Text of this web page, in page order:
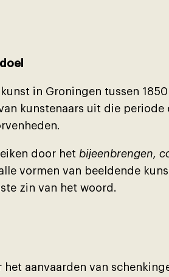
in Groningen tussen
kunstenaars uit die
door het bĳeenbrengen,
vormen van beeldende
zin van het woord.
aanvaarden van